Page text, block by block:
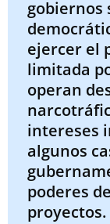
gobiernos
ejercer el
limitada
operan
intereses
algunos
poderes
proyectos.